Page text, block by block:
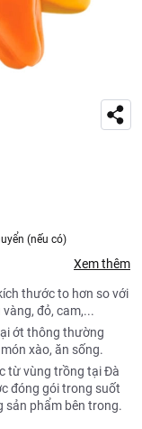
(nếu có)
Xem thêm
thước to hơn so với
đỏ, cam,...
ớt thông thường
xào, ăn sống.
từ vùng trồng tại Đà
đóng gói trong suốt
sản phẩm bên trong.